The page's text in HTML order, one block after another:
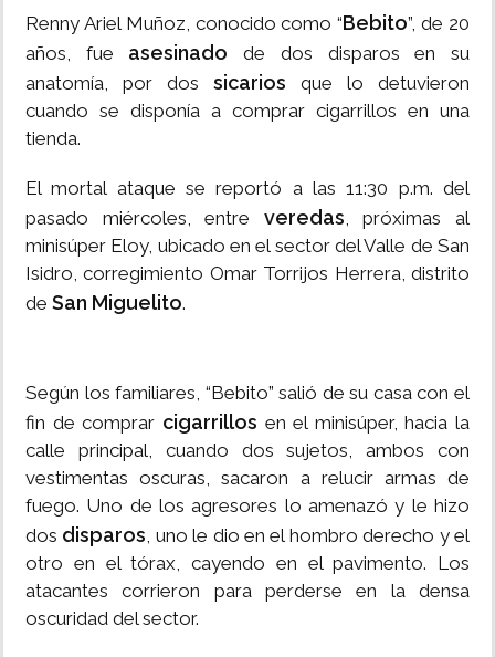
Renny Ariel Muñoz, conocido como “Bebito”, de 20
años, fue asesinadode dos disparos en su
anatomía, por dos sicarios que lo detuvieron
cuando se disponía a comprar cigarrillos en una
tienda.
El mortal ataque se reportó a las 11:30 p.m. del
pasado miércoles, entre veredas, próximas al
minisúper Eloy, ubicado en el sector del Valle de San
Isidro, corregimiento Omar Torrijos Herrera, distrito
de San Miguelito.
Según los familiares, “Bebito” salió de su casa con el
fin de comprar cigarrillos en el minisúper, hacia la
calle principal, cuando dos sujetos, ambos con
vestimentas oscuras, sacaron a relucir armas de
fuego. Uno de los agresores lo amenazó y le hizo
dos disparos, uno le dio en el hombro derecho y el
otro en el tórax, cayendo en el pavimento. Los
atacantes corrieron para perderse en la densa
oscuridad del sector.